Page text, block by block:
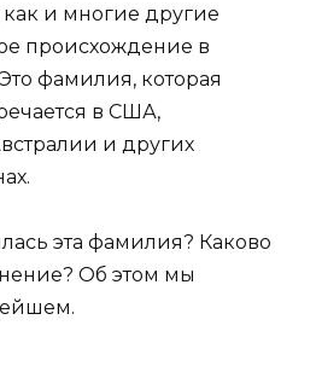
и многие другие
происхождение в
фамилия, которая
в США,
и других
эта фамилия? Каково
Об этом мы